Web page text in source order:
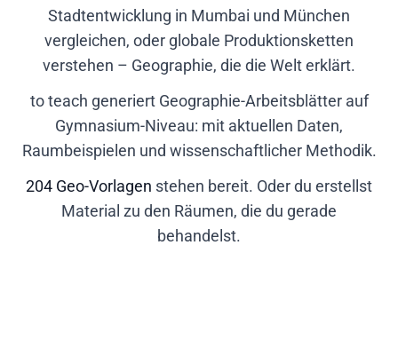
Stadtentwicklung in Mumbai und München
vergleichen, oder globale Produktionsketten
verstehen – Geographie, die die Welt erklärt.
to teach generiert Geographie-Arbeitsblätter auf
Gymnasium-Niveau: mit aktuellen Daten,
Raumbeispielen und wissenschaftlicher Methodik.
204 Geo-Vorlagen stehen bereit. Oder du erstellst
Material zu den Räumen, die du gerade
behandelst.